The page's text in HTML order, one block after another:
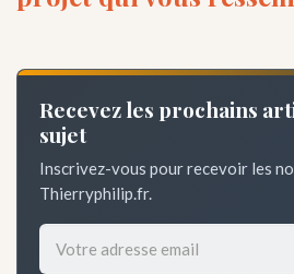
Recevez les prochains
sujet
Inscrivez-vous pour recevoir les
Thierryphilip.fr.